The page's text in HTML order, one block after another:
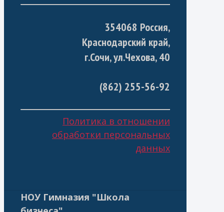
354068 Россия,
Краснодарский край,
г.Сочи, ул.Чехова, 40
(862) 255-56-92
Политика в отношении
обработки персональных
данных
НОУ Гимназия "Школа